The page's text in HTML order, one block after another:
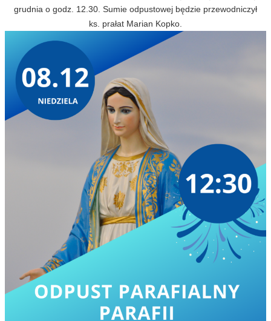
grudnia o godz. 12.30. Sumie odpustowej będzie przewodniczył
ks. prałat Marian Kopko.